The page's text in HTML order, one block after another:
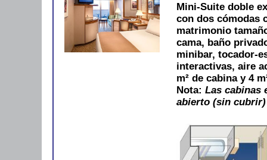
Mini-Suite doble
con dos cómodas
matrimonio
cama, baño
minibar, tocador-
interactivas, aire
m² de cabina y 4
Nota: Las cabinas
abierto (sin